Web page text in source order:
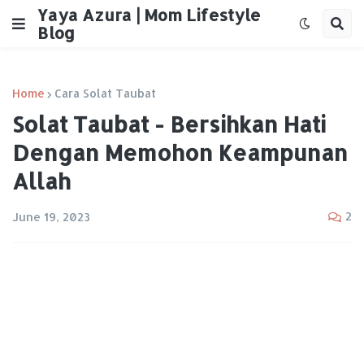
Yaya Azura | Mom Lifestyle
Blog
Home Cara Solat Taubat
Solat Taubat - Bersihkan Hati
Dengan Memohon Keampunan
Allah
June 19, 2023 2